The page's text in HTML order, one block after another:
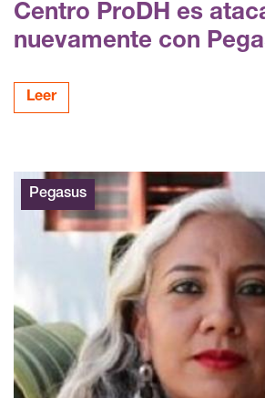
Centro ProDH es
nuevamente con
Leer
Pegasus